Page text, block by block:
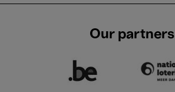
Our partners